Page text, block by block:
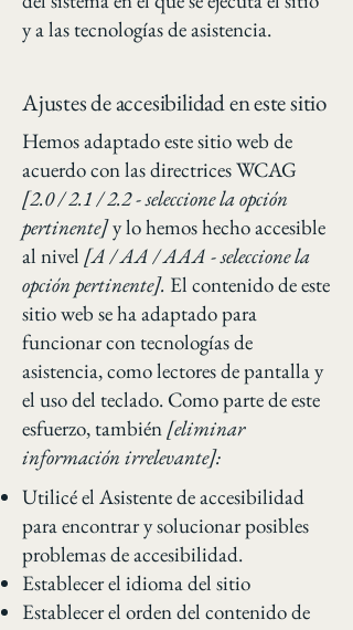
y a las tecnologías de asistencia.
Ajustes de accesibilidad en este sitio
Hemos adaptado este sitio web de
acuerdo con las directrices WCAG
[2.0 / 2.1 / 2.2 - seleccione la opción
pertinente]y lo hemos hecho accesible
al nivel [A / AA / AAA - seleccione la
opción pertinente]. El contenido de este
sitio web se ha adaptado para
funcionar con tecnologías de
asistencia, como lectores de pantalla y
el uso del teclado. Como parte de este
esfuerzo, también[eliminar
información irrelevante]:
Utilicé el Asistente de accesibilidad
para encontrar y solucionar posibles
problemas de accesibilidad.
Establecer el idioma del sitio
Establecer el orden del contenido de